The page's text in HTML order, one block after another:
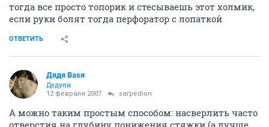
тогда все просто топорик и стесываешь этот холмик,
если руки болят тогда перфоратор с лопаткой
ОТВЕТИТЬ
Дядя Ваsя
Дедуля
12 февраля 2007 sarpedion
А можно таким простым способом: насверлить часто
отверстия на глубину понижения стяжки (а лучше